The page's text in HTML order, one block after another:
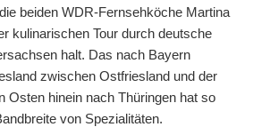
beiden WDR-Fernsehköche Martina
kulinarischen Tour durch deutsche
halt. Das nach Bayern
zwischen Ostfriesland und der
Osten hinein nach Thüringen hat so
von Spezialitäten.